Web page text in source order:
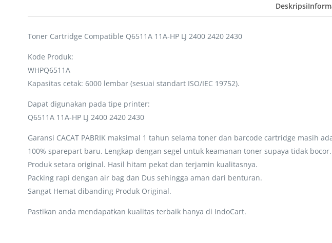
Deskripsi
Toner Cartridge Compatible Q6511A 11A-HP LJ 2400 2420 2430
Kode Produk:
WHPQ6511A
Kapasitas cetak: 6000 lembar (sesuai standart ISO/IEC 19752).
Dapat digunakan pada tipe printer:
Q6511A 11A-HP LJ 2400 2420 2430
Garansi CACAT PABRIK maksimal 1 tahun selama toner dan barcode cartridge masih
100% sparepart baru. Lengkap dengan segel untuk keamanan toner supaya tidak bocor.
Produk setara original. Hasil hitam pekat dan terjamin kualitasnya.
Packing rapi dengan air bag dan Dus sehingga aman dari benturan.
Sangat Hemat dibanding Produk Original.
Pastikan anda mendapatkan kualitas terbaik hanya di IndoCart.